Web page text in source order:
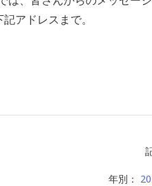
アドレスまで。
年別：